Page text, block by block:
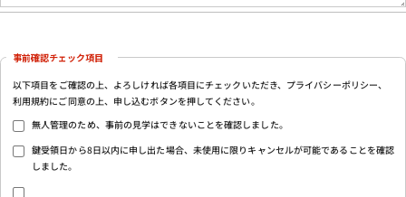
事前確認チェック項目
以下項目をご確認の上、よろしければ各項目にチェックいただき、プライバシーポリシー、
利用規約にご同意の上、申し込むボタンを押してください。
無人管理のため、事前の見学はできないことを確認しました。
鍵受領日から8日以内に申し出た場合、未使用に限りキャンセルが可能であることを確認
しました。